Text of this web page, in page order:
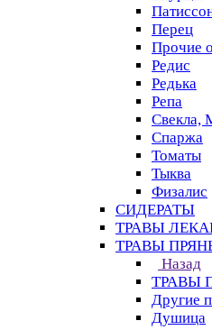
Перец
Прочие
Редис
Редька
Репа
Свекла,
Спаржа
Томаты
Тыква
Физалис
СИДЕРАТЫ
ТРАВЫ
ТРАВЫ
Назад
ТРАВЫ
Другие
Душица